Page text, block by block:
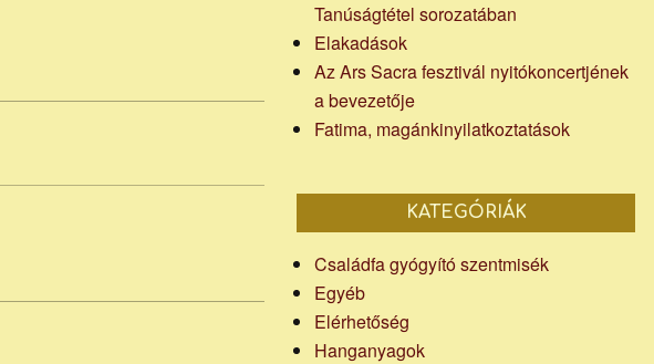
Tanúságtétel sorozatában
Elakadások
Az Ars Sacra fesztivál nyitókoncertjének
a bevezetője
Fatima, magánkinyilatkoztatások
KATEGÓRIÁK
Családfa gyógyító szentmisék
Egyéb
Elérhetőség
Hanganyagok